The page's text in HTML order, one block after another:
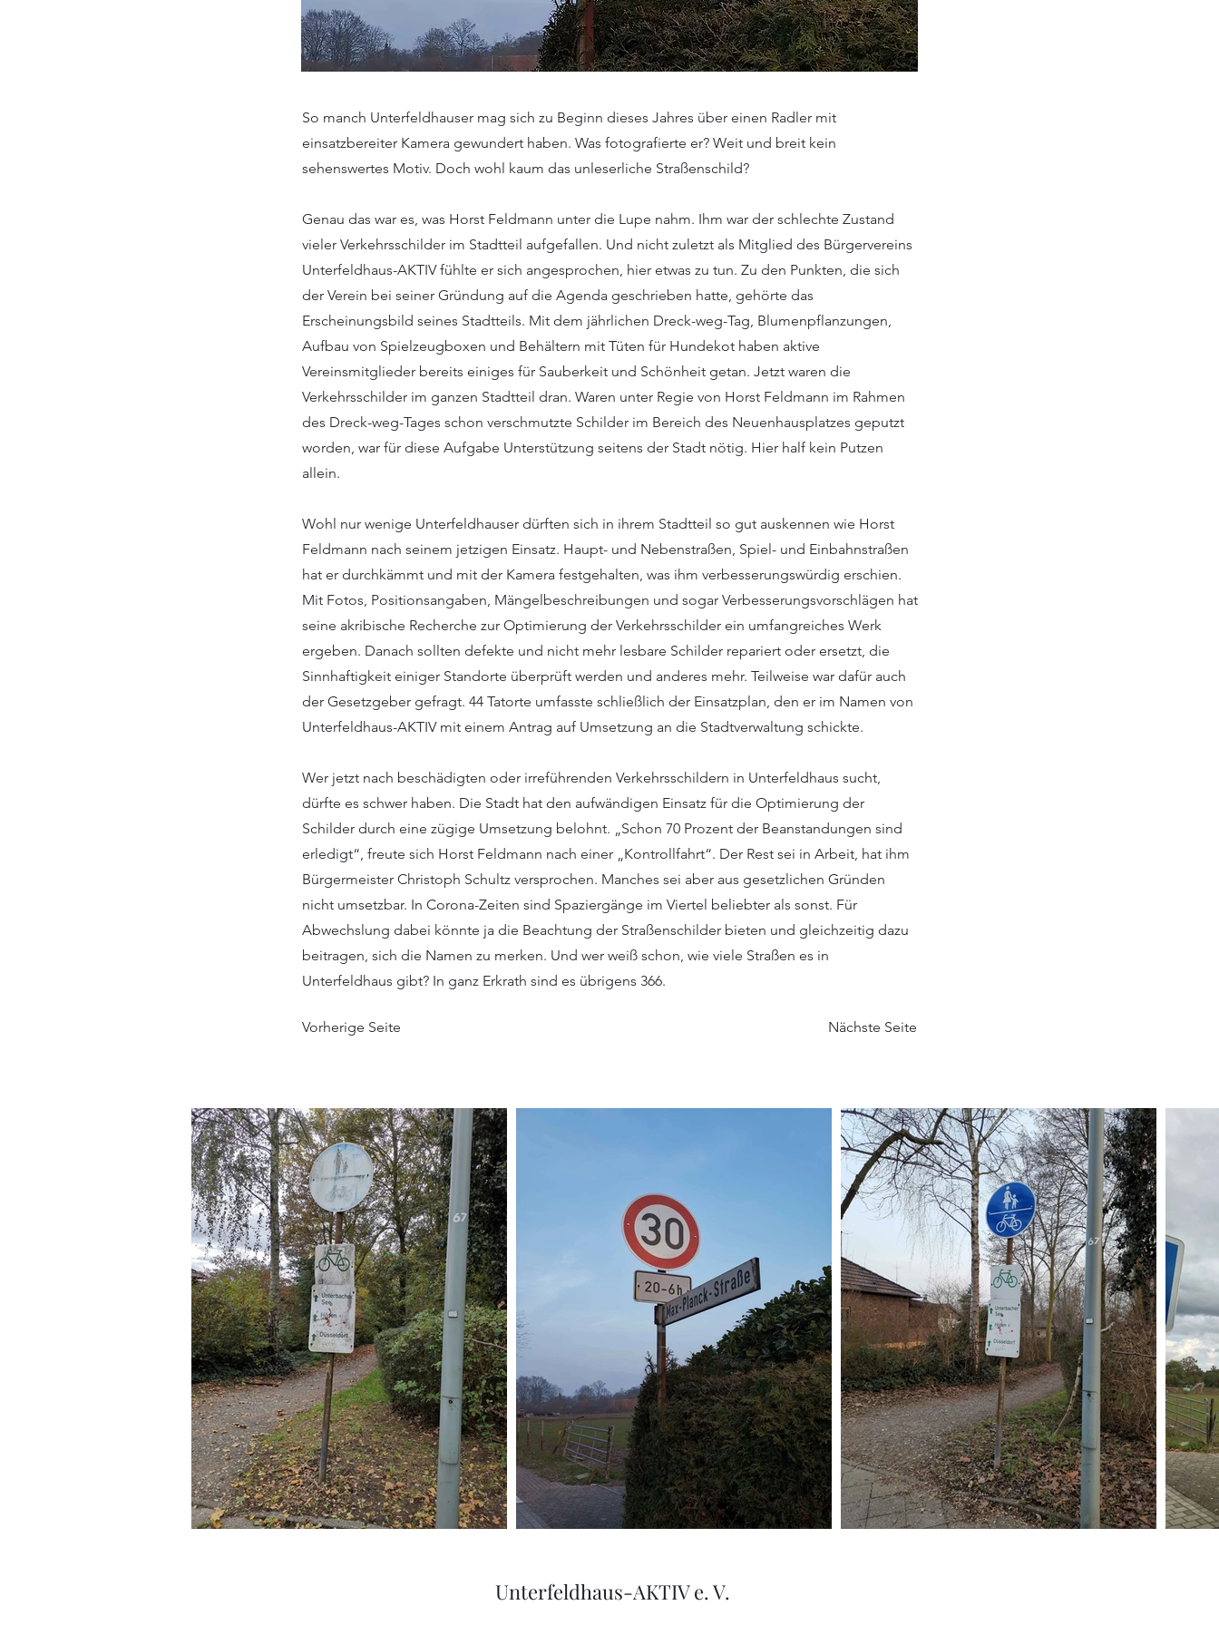
So manch Unterfeldhauser mag sich zu Beginn dieses Jahres über einen Radler mit
einsatzbereiter Kamera gewundert haben. Was fotografierte er? Weit und breit kein
sehenswertes Motiv. Doch wohl kaum das unleserliche Straßenschild?
Genau das war es, was Horst Feldmann unter die Lupe nahm. Ihm war der schlechte Zustand
vieler Verkehrsschilder im Stadtteil aufgefallen. Und nicht zuletzt als Mitglied des Bürgervereins
Unterfeldhaus-AKTIV fühlte er sich angesprochen, hier etwas zu tun. Zu den Punkten, die sich
der Verein bei seiner Gründung auf die Agenda geschrieben hatte, gehörte das
Erscheinungsbild seines Stadtteils. Mit dem jährlichen Dreck-weg-Tag, Blumenpflanzungen,
Aufbau von Spielzeugboxen und Behältern mit Tüten für Hundekot haben aktive
Vereinsmitglieder bereits einiges für Sauberkeit und Schönheit getan. Jetzt waren die
Verkehrsschilder im ganzen Stadtteil dran. Waren unter Regie von Horst Feldmann im Rahmen
des Dreck-weg-Tages schon verschmutzte Schilder im Bereich des Neuenhausplatzes geputzt
worden, war für diese Aufgabe Unterstützung seitens der Stadt nötig. Hier half kein Putzen
allein.
Wohl nur wenige Unterfeldhauser dürften sich in ihrem Stadtteil so gut auskennen wie Horst
Feldmann nach seinem jetzigen Einsatz. Haupt- und Nebenstraßen, Spiel- und Einbahnstraßen
hat er durchkämmt und mit der Kamera festgehalten, was ihm verbesserungswürdig erschien.
Mit Fotos, Positionsangaben, Mängelbeschreibungen und sogar Verbesserungsvorschlägen hat
seine akribische Recherche zur Optimierung der Verkehrsschilder ein umfangreiches Werk
ergeben. Danach sollten defekte und nicht mehr lesbare Schilder repariert oder ersetzt, die
Sinnhaftigkeit einiger Standorte überprüft werden und anderes mehr. Teilweise war dafür auch
der Gesetzgeber gefragt. 44 Tatorte umfasste schließlich der Einsatzplan, den er im Namen von
Unterfeldhaus-AKTIV mit einem Antrag auf Umsetzung an die Stadtverwaltung schickte.
Wer jetzt nach beschädigten oder irreführenden Verkehrsschildern in Unterfeldhaus sucht,
dürfte es schwer haben. Die Stadt hat den aufwändigen Einsatz für die Optimierung der
Schilder durch eine zügige Umsetzung belohnt. „Schon 70 Prozent der Beanstandungen sind
erledigt“, freute sich Horst Feldmann nach einer „Kontrollfahrt“. Der Rest sei in Arbeit, hat ihm
Bürgermeister Christoph Schultz versprochen. Manches sei aber aus gesetzlichen Gründen
nicht umsetzbar. In Corona-Zeiten sind Spaziergänge im Viertel beliebter als sonst. Für
Abwechslung dabei könnte ja die Beachtung der Straßenschilder bieten und gleichzeitig dazu
beitragen, sich die Namen zu merken. Und wer weiß schon, wie viele Straßen es in
Unterfeldhaus gibt? In ganz Erkrath sind es übrigens 366.
Vorherige Seite Nächste Seite
Unterfeldhaus-AKTIV e. V.